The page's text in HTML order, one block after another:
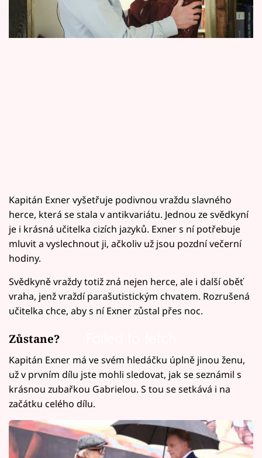
Sledujte prima+
Sledujte nás
Kapitán Exner vyšetřuje podivnou vraždu slavného
herce, která se stala v antikvariátu. Jednou ze svědkyní
je i krásná učitelka cizích jazyků. Exner s ní potřebuje
mluvit a vyslechnout ji, ačkoliv už jsou pozdní večerní
hodiny.
Svědkyně vraždy totiž zná nejen herce, ale i další oběť
vraha, jenž vraždí parašutistickým chvatem. Rozrušená
učitelka chce, aby s ní Exner zůstal přes noc.
Zůstane?
Kapitán Exner má ve svém hledáčku úplně jinou ženu,
už v prvním dílu jste mohli sledovat, jak se seznámil s
krásnou zubařkou Gabrielou. S tou se setkává i na
začátku celého dílu.